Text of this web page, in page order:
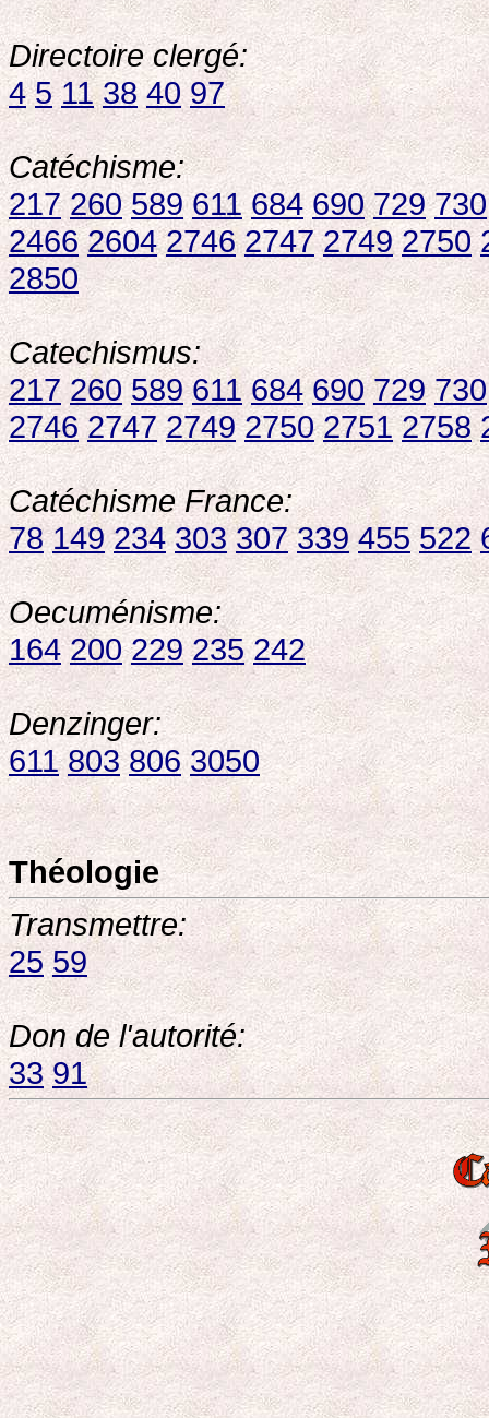
Directoire clergé:
4 5 11 38 40 97
Catéchisme:
217 260 589 611 684 690 729 730
2466 2604 2746 2747 2749 2750
2850
Catechismus:
217 260 589 611 684 690 729 730
2746 2747 2749 2750 2751 2758
Catéchisme France:
78 149 234 303 307 339 455 522
Oecuménisme:
164 200 229 235 242
Denzinger:
611 803 806 3050
Théologie
Transmettre:
25 59
Don de l'autorité:
33 91